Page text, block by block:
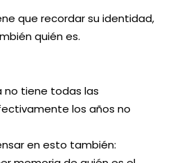
que recordar su identidad,
quién es.
no tiene todas las
los años no
en esto también: